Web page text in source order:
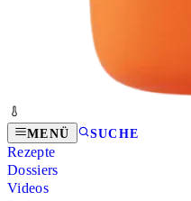
MENÜ SUCHE
Rezepte
Dossiers
Videos